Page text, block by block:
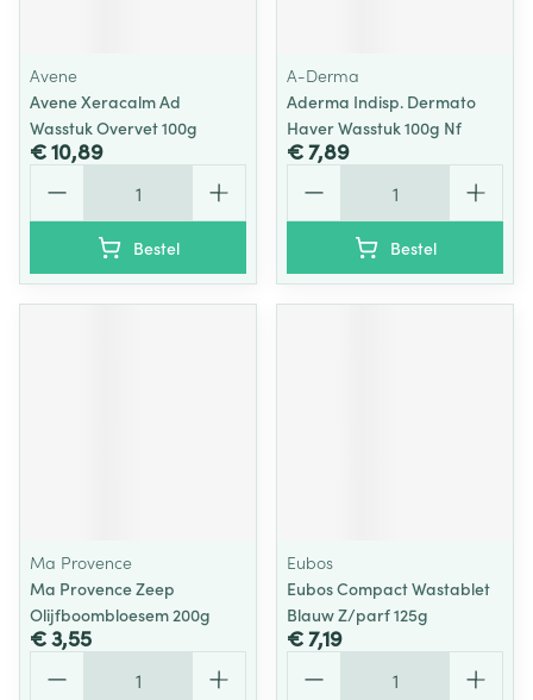
Avene
Avene Xeracalm Ad
Wasstuk Overvet 100g
€ 10,89
Bestel
A-Derma
Aderma Indisp. Dermato
Haver Wasstuk 100g Nf
€ 7,89
Bestel
Ma Provence
Ma Provence Zeep
Olijfboombloesem 200g
€ 3,55
Eubos
Eubos Compact Wastablet
Blauw Z/parf 125g
€ 7,19